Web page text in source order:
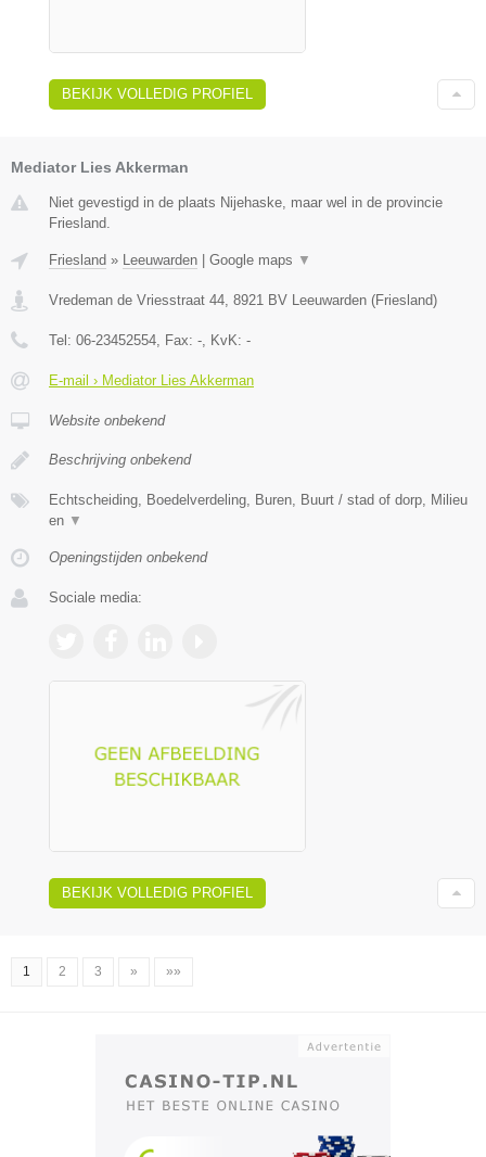
BEKIJK VOLLEDIG PROFIEL
Mediator Lies Akkerman
Niet gevestigd in de plaats Nijehaske, maar wel in de provincie
Friesland.
Friesland » Leeuwarden Google maps ▼
Vredeman de Vriesstraat 44 8921 BV Leeuwarden (Friesland)
Tel: 06-23452554 , Fax: - , KvK: -
E-mail › Mediator Lies Akkerman
Website onbekend
Beschrijving onbekend
Echtscheiding, Boedelverdeling, Buren, Buurt / stad of dorp, Milieu
en ▼
Openingstijden onbekend
Sociale media:
BEKIJK VOLLEDIG PROFIEL
1 2 3 » »»